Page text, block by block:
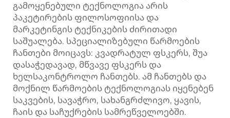
გამოყენებული ტექნოლოგია არის
პაკეტირების ფილოსოფიისა და
მარკეტინგის ტექნიკების ძირითადი
საშუალება. სპეციალიზებული წარმოების
ჩანთები მოიცავს: კვადრატულ ფსკერს, შუა
დასაჭედავად, მწვავე ფსკერს და
ხელსაკონტროლო ჩანთებს. ამ ჩანთებს და
მოქნილ წარმოების ტექნოლოგიას იყენებენ
საკვების, სავაჭრო, სახანგრძლივო, ყავის,
ჩაის და საჩუქრების სამრეწველოებში.